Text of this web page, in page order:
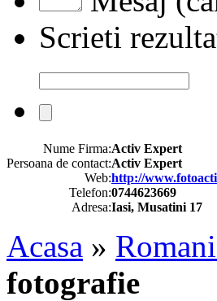
Scrieti
Nume Firma:Activ Expert
Persoana de contact:Activ Expert
Web:http://
Telefon:0744623669
Adresa:Iasi, Musatini 17
Acasa »
fotografie